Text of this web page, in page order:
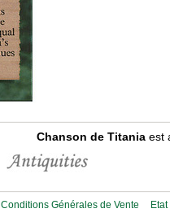
Chanson de Titania est
Conditions Générales de Vente